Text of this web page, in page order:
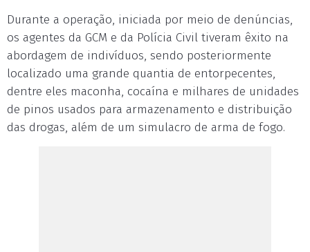
Durante a operação, iniciada por meio de denúncias,
os agentes da GCM e da Polícia Civil tiveram êxito na
abordagem de indivíduos, sendo posteriormente
localizado uma grande quantia de entorpecentes,
dentre eles maconha, cocaína e milhares de unidades
de pinos usados para armazenamento e distribuição
das drogas, além de um simulacro de arma de fogo.